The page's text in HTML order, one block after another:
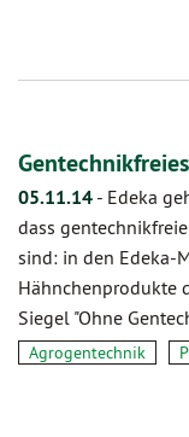
05.11.14 - Edeka
dass
sind: in den Edeka-
Hähnchenprodukte
Siegel "Ohne
Agrogentechnik